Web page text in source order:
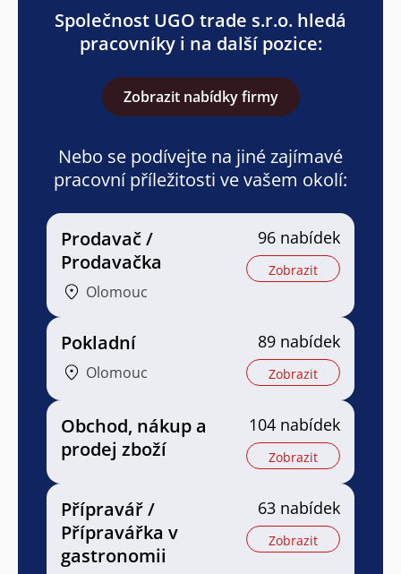
Společnost UGO trade s.r.o. hledá
pracovníky i na další pozice:
Zobrazit nabídky firmy
Nebo se podívejte na jiné zajímavé
pracovní příležitosti ve vašem okolí:
Prodavač /
Prodavačka
Olomouc
96 nabídek
Zobrazit
Pokladní
Olomouc
89 nabídek
Zobrazit
Obchod, nákup a
prodej zboží
104 nabídek
Zobrazit
Přípravář /
Přípravářka v
gastronomii
63 nabídek
Zobrazit